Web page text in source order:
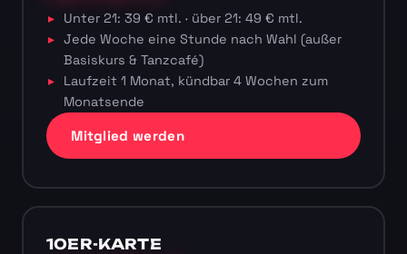
Unter 21: 39 € mtl. · über 21: 49 € mtl.
Jede Woche eine Stunde nach Wahl (außer
Basiskurs & Tanzcafé)
Laufzeit 1 Monat, kündbar 4 Wochen zum
Monatsende
Mitglied werden
10ER-KARTE